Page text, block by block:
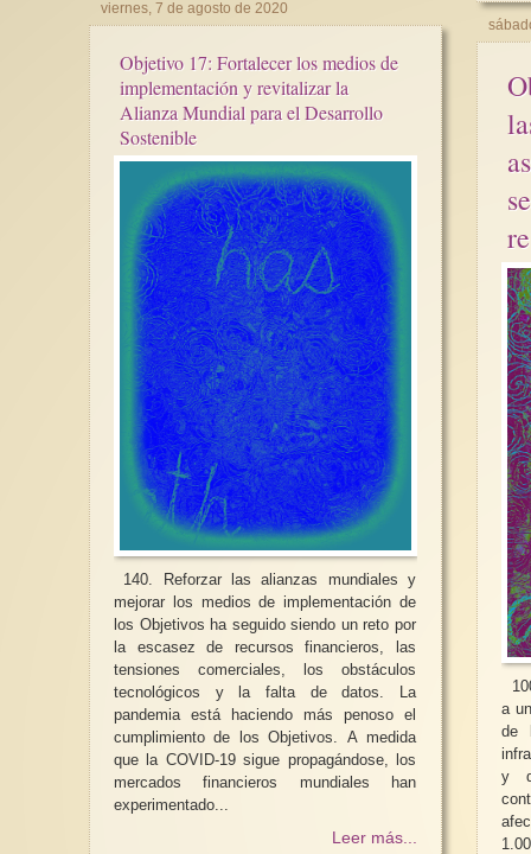
viernes, 7 de agosto de 2020
Objetivo 17: Fortalecer los medios de
implementación y revitalizar la
Alianza Mundial para el Desarrollo
Sostenible
140. Reforzar las alianzas mundiales y
mejorar los medios de implementación de
los Objetivos ha seguido siendo un reto por
la escasez de recursos financieros, las
tensiones comerciales, los obstáculos
tecnológicos y la falta de datos. La
pandemia está haciendo más penoso el
cumplimiento de los Objetivos. A medida
que la COVID-19 sigue propagándose, los
mercados financieros mundiales han
experimentado...
Leer más...
a
de
y